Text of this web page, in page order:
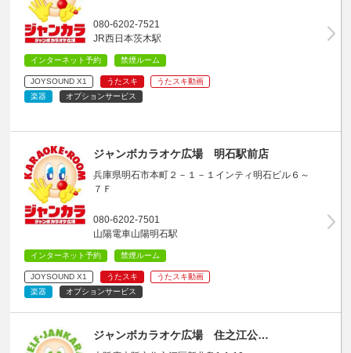
080-6202-7521
JR西日本茨木駅
インターネット予約 禁煙ルーム
JOYSOUND X1 うたスキ
うたスキ動画
楽器
オプションサービス
ジャンボカラオケ広場 明石駅前店
兵庫県明石市本町２－１－１インティ明石ビル６～
７Ｆ
080-6202-7501
山陽電車山陽明石駅
インターネット予約 禁煙ルーム
JOYSOUND X1 うたスキ
うたスキ動画
楽器
オプションサービス
ジャンボカラオケ広場 住之江公…